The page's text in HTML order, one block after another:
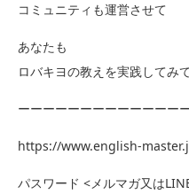
コミュニティも運営させて
あなたも
ロバキヨの教えを実践してみ
ーーーーーーーーーーーーー
https://www.english-
パスワード <メルマガ又は